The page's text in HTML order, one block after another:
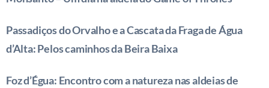
Passadiços do Orvalho e a Cascata da Fraga de Água
d’Alta: Pelos caminhos da Beira Baixa
Foz d’Égua: Encontro com a natureza nas aldeias de